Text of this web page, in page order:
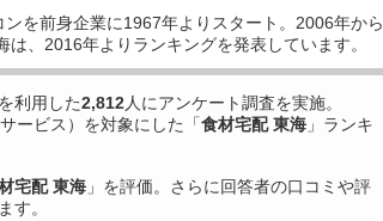
を前身企業に1967年よりスタート。2006年から
、2016年よりランキングを発表しています。
利用した2,812人にアンケート調査を実施。
ービス）を対象にした「食材宅配 東海 」ランキ
宅配 東海 」を評価。さらに回答者の口コミや評
す。